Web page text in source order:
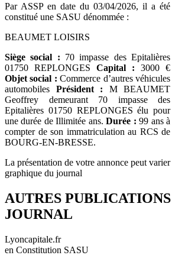
Par ASSP en date du 03/04/2026, il a été
constitué une SASU dénommée :
BEAUMET LOISIRS
Siège social : 70 impasse des Epitalières
01750 REPLONGES Capital : 3000 €
Objet social : Commerce d’autres véhicules
automobiles Président : M BEAUMET
Geoffrey demeurant 70 impasse des
Epitalières 01750 REPLONGES élu pour
une durée de Illimitée ans.Durée : 99 ans à
compter de son immatriculation au RCS de
BOURG-EN-BRESSE.
La présentation de votre annonce peut
graphique du journal
AUTRES
JOURNAL
Lyoncapitale.fr
en Constitution SASU